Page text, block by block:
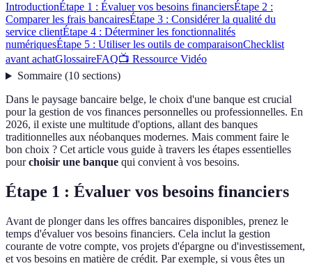
IntroductionÉtape 1 : Évaluer vos besoins financiersÉtape 2 :
Comparer les frais bancairesÉtape 3 : Considérer la qualité du
service clientÉtape 4 : Déterminer les fonctionnalités
numériquesÉtape 5 : Utiliser les outils de comparaisonChecklist
avant achatGlossaireFAQ📺 Ressource Vidéo
Sommaire(10 sections)
Dans le paysage bancaire belge, le choix d'une banque est crucial
pour la gestion de vos finances personnelles ou professionnelles. En
2026, il existe une multitude d'options, allant des banques
traditionnelles aux néobanques modernes. Mais comment faire le
bon choix ? Cet article vous guide à travers les étapes essentielles
pourchoisir une banque qui convient à vos besoins.
Étape 1 : Évaluer vos besoins financiers
Avant de plonger dans les offres bancaires disponibles, prenez le
temps d'évaluer vos besoins financiers. Cela inclut la gestion
courante de votre compte, vos projets d'épargne ou d'investissement,
et vos besoins en matière de crédit. Par exemple, si vous êtes un